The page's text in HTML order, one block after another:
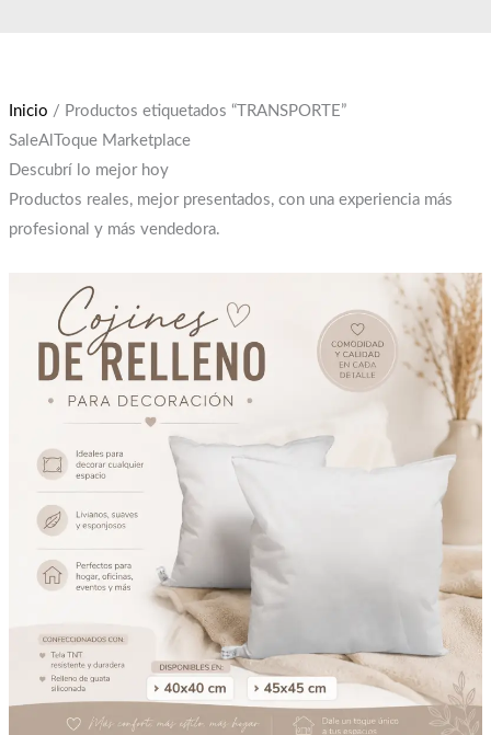
Inicio / Productos etiquetados “TRANSPORTE”
SaleAlToque Marketplace
Descubrí lo mejor hoy
Productos reales, mejor presentados, con una experiencia más
profesional y más vendedora.
era:
$12,000.
es:
$10,000.